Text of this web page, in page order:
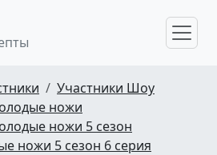
Участники Шоу
ножи
ножи 5 сезон
ножи 5 сезон 6 серия